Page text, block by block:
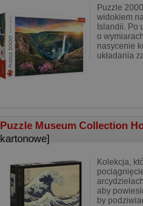
Puzzle
widokiem
Islandii. Po
o
nasycenie
układania
Puzzle Museum Collection
kartonowe]
Kolekcja,
aby
by